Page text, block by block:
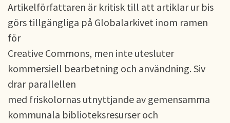
Artikelförfattaren är kritisk till att artiklar ur bis
görs tillgängliga på Globalarkivet inom ramen
för
Creative Commons, men inte utesluter
kommersiell bearbetning och användning. Siv
drar parallellen
med friskolornas utnyttjande av gemensamma
kommunala biblioteksresurser och